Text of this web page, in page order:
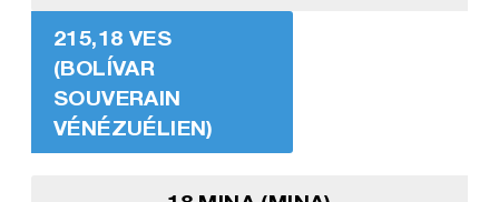
215,18 VES
(BOLÍVAR
SOUVERAIN
VÉNÉZUÉLIEN)